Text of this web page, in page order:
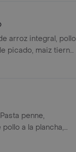
arroz integral, pollo
picado, maiz tierno,
y cilantro.
penne,
a la plancha,
y queso feta.